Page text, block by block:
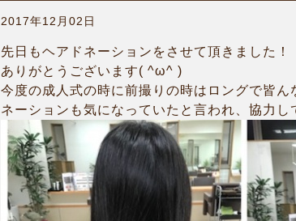
2017年12月02日
先日もヘアドネーションをさせて頂きました！
ありがとうございます( ^ω^ )
今度の成人式の時に前撮りの時はロングで皆
ネーションも気になっていたと言われ、協力